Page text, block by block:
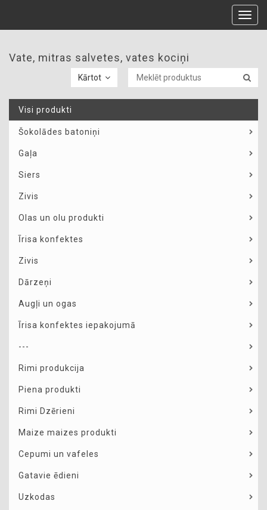
Vate, mitras salvetes, vates kociņi
Kārtot
Visi produkti
Šokolādes batoniņi
Gaļa
Siers
Zivis
Olas un olu produkti
Īrisa konfektes
Zivis
Dārzeņi
Augļi un ogas
Īrisa konfektes iepakojumā
---
Rimi produkcija
Piena produkti
Rimi Dzērieni
Maize maizes produkti
Cepumi un vafeles
Gatavie ēdieni
Uzkodas